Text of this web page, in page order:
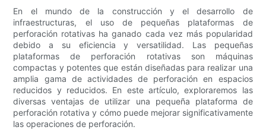
En el mundo de la construcción y el desarrollo de
infraestructuras, el uso de pequeñas plataformas de
perforación rotativas ha ganado cada vez más popularidad
debido a su eficiencia y versatilidad. Las pequeñas
plataformas de perforación rotativas son máquinas
compactas y potentes que están diseñadas para realizar una
amplia gama de actividades de perforación en espacios
reducidos y reducidos. En este artículo, exploraremos las
diversas ventajas de utilizar una pequeña plataforma de
perforación rotativa y cómo puede mejorar significativamente
las operaciones de perforación.